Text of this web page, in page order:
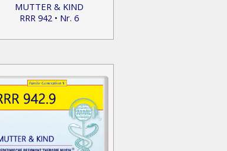
MUTTER & KIND
RRR 942 • Nr. 6